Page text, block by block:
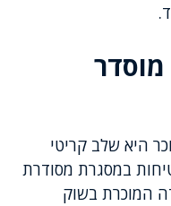
היא שלב קריטי
במסגרת מסודרת
המוכרת בשוק